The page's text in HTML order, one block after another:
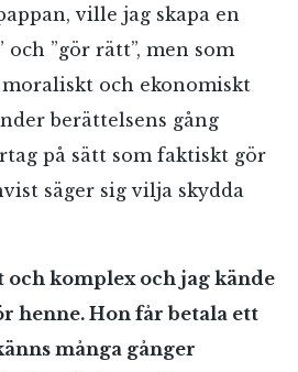
ville jag skapa en
och ”gör rätt”, men som
moraliskt och ekonomiskt
berättelsens gång
på sätt som faktiskt gör
säger sig vilja skydda
komplex och jag kände
henne. Hon får betala ett
många gånger